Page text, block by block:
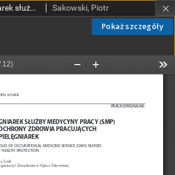
Pokaż szczegóły
Zadania i rola pielęgniarek służby medycyny pracy (SMP) w polskim systemie ochrony zdrowia pracujących według oceny tych pielęgniarek Sakowski, Piotr